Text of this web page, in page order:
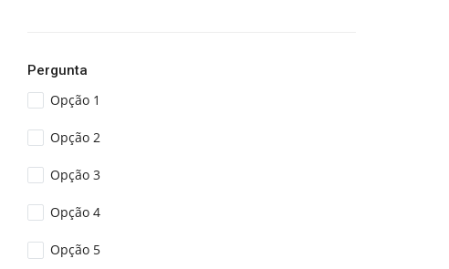
Pergunta
Opção 1
Opção 2
Opção 3
Opção 4
Opção 5